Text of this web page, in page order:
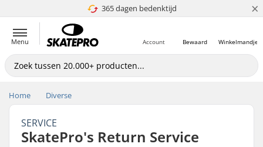
365 dagen bedenktijd
4.8 van 5 ×
Menu Winkelmandje
Bewaard
Account
Home Diverse
SERVICE
SkatePro's Return Service